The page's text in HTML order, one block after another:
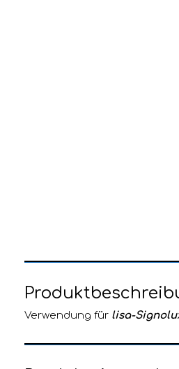
Verwendung für lisa-